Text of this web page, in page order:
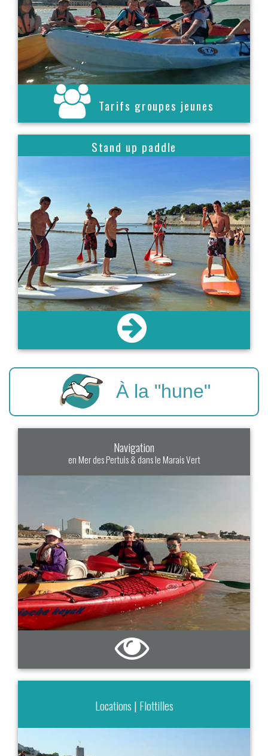
Tarifs groupes jeunes
Stand up paddle
À la "hune"
Navigation
en Mer des Pertuis & dans le Marais Vert
Locations | Flottilles